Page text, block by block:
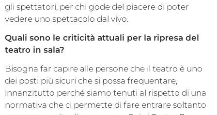
gli spettatori, per chi gode del piacere di poter
vedere uno spettacolo dal vivo.
Quali sono le criticità attuali per la ripresa del
teatro in sala?
Bisogna far capire alle persone che il teatro è uno
dei posti più sicuri che si possa frequentare,
innanzitutto perché siamo tenuti al rispetto di una
normativa che ci permette di fare entrare soltanto